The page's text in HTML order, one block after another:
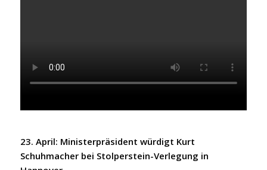
23. April: Ministerpräsident würdigt Kurt
Schuhmacher bei Stolperstein-Verlegung in